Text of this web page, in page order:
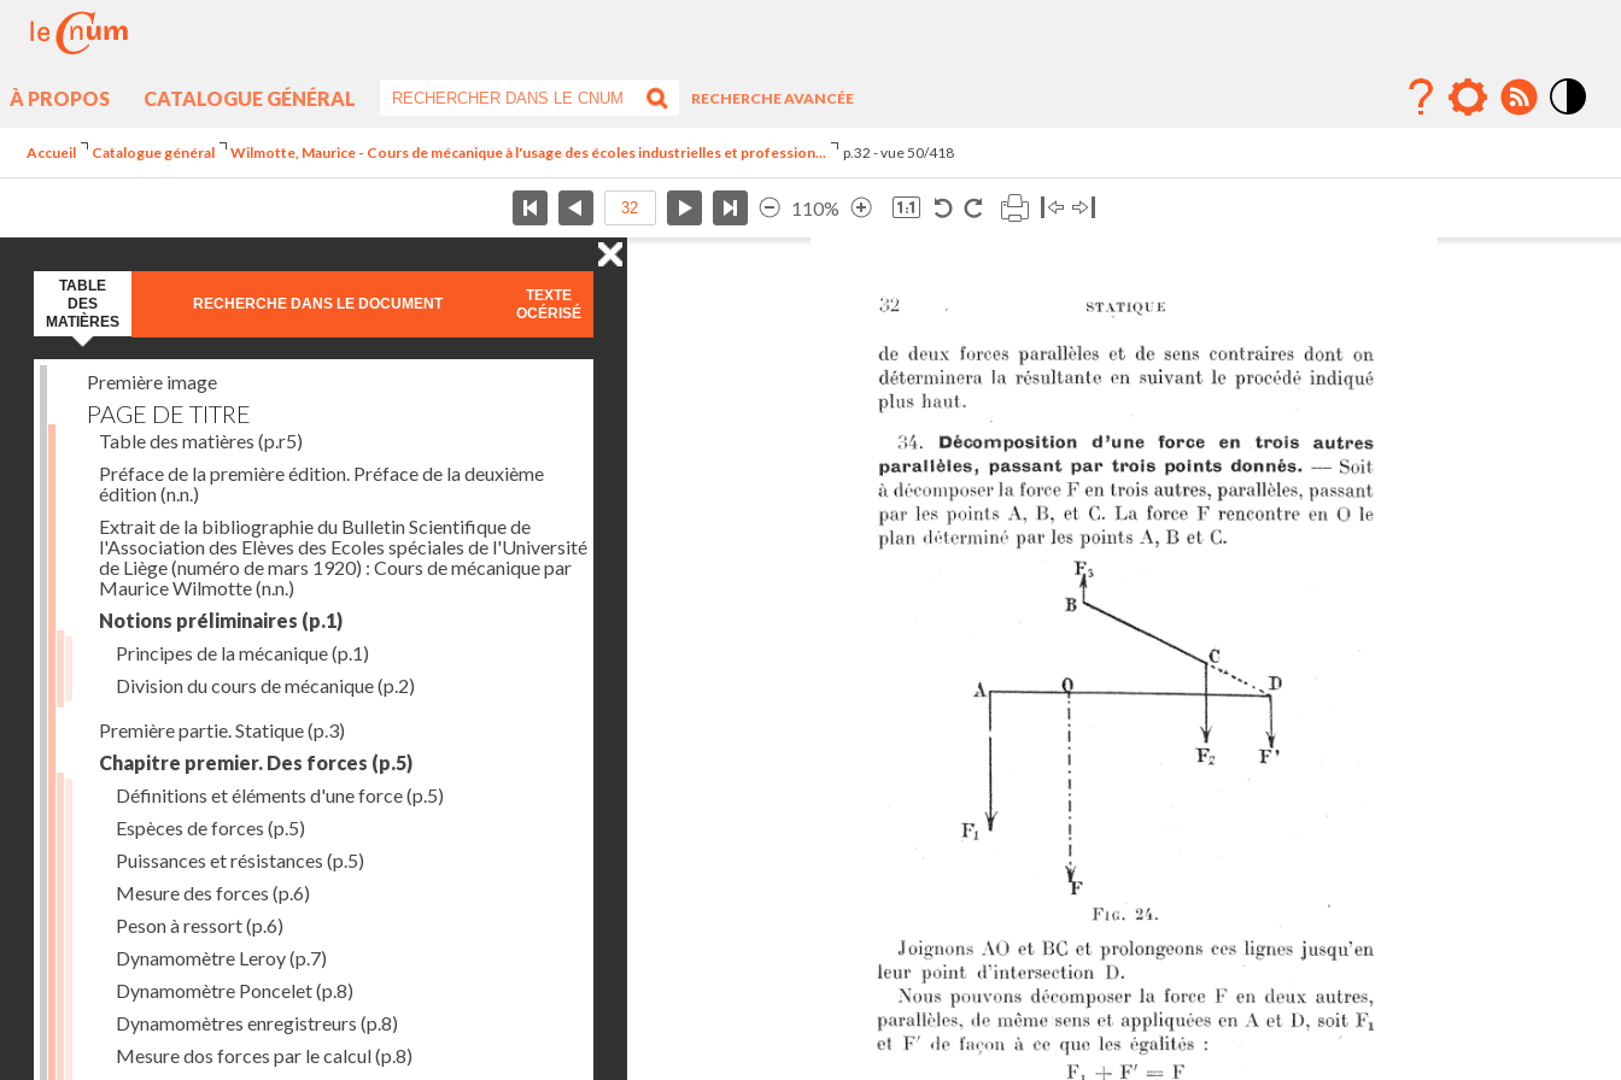
À PROPOS CATALOGUE GÉNÉRAL
RECHERCHE AVANCÉE
Accueil Catalogue général Wilmotte, Maurice - Cours de mécanique à l'usage des écoles industrielles et profession... p.32 - vue 50/418
110%
TABLE
DES
MATIÈRES
RECHERCHE DANS LE DOCUMENT
TEXTE
OCÉRISÉ
Première image
PAGE DE TITRE
Table des matières (p.r5)
Préface de la première édition. Préface de la deuxième
édition(n.n.)
Extrait de la bibliographie du Bulletin Scientifique de
l'Association des Elèves des Ecoles spéciales de l'Université
de Liège (numéro de mars 1920) : Cours de mécanique par
Maurice Wilmotte(n.n.)
Notions préliminaires (p.1)
Principes de la mécanique(p.1)
Division du cours de mécanique(p.2)
Première partie. Statique(p.3)
Chapitre premier. Des forces (p.5)
Définitions et éléments d'une force(p.5)
Espèces de forces (p.5)
Puissances et résistances (p.5)
Mesure des forces (p.6)
Peson à ressort(p.6)
Dynamomètre Leroy(p.7)
Dynamomètre Poncelet(p.8)
Dynamomètres enregistreurs (p.8)
Mesure dos forces par le calcul(p.8)